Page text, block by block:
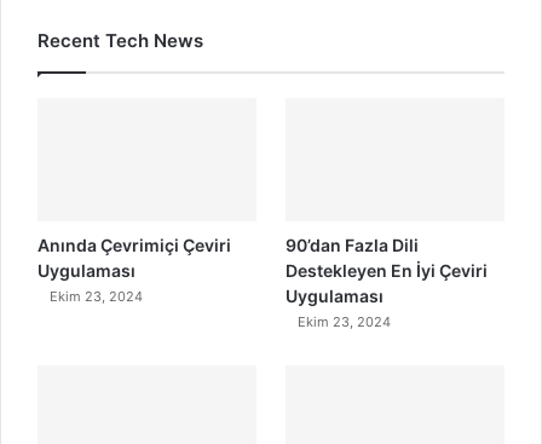
Recent Tech News
Anında Çevrimiçi Çeviri
Uygulaması
Ekim 23, 2024
90’dan Fazla Dili
Destekleyen En İyi Çeviri
Uygulaması
Ekim 23, 2024